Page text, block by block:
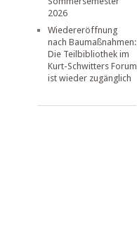
2026
Wiedereröffnung
nach Baumaßnahmen:
Die Teilbibliothek im
Kurt-Schwitters Forum
ist wieder zugänglich